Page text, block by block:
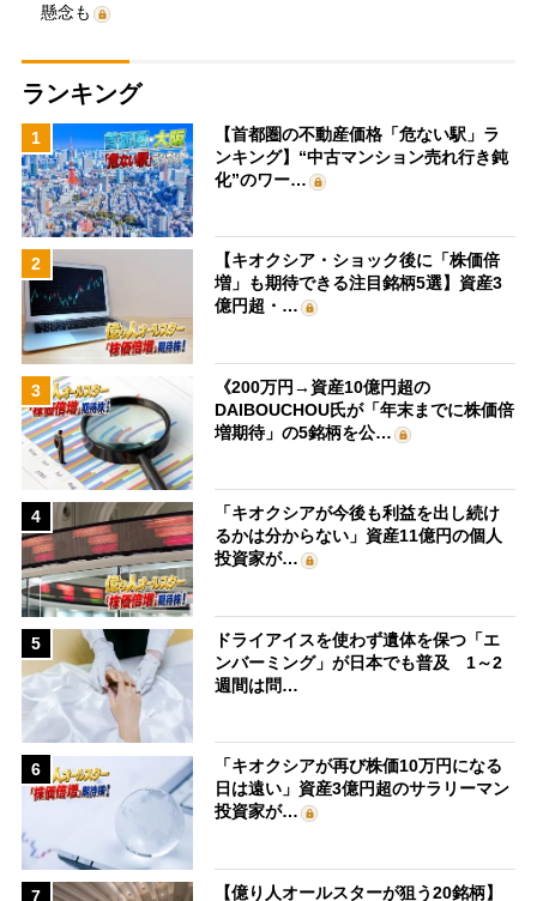
懸念も
ランキング
1
【首都圏の不動産価格「危ない駅」ラ
ンキング】“中古マンション売れ行き鈍
化”のワー…
2
【キオクシア・ショック後に「株価倍
増」も期待できる注目銘柄5選】資産3
億円超・…
3
《200万円→資産10億円超の
DAIBOUCHOU氏が「年末までに株価倍
増期待」の5銘柄を公…
4
「キオクシアが今後も利益を出し続け
るかは分からない」資産11億円の個人
投資家が…
5
ドライアイスを使わず遺体を保つ「エ
ンバーミング」が日本でも普及 1～2
週間は問…
6
「キオクシアが再び株価10万円になる
日は遠い」資産3億円超のサラリーマン
投資家が…
7 【億り人オールスターが狙う20銘柄】